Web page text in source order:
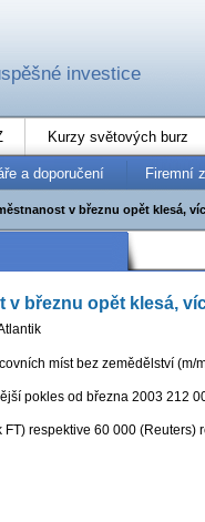
investice
Kurzy světových burz
a doporučení Firemní
v březnu opět klesá,
v březnu opět klesá,
míst bez zemědělství (m/
pokles od března 2003 212
respektive 60 000 (Reuters)